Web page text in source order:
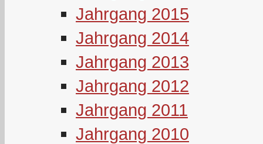
Jahrgang 2015
Jahrgang 2014
Jahrgang 2013
Jahrgang 2012
Jahrgang 2011
Jahrgang 2010